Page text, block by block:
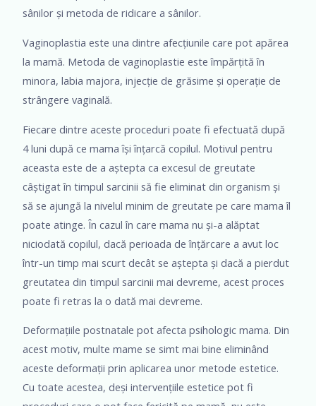
sânilor și metoda de ridicare a sânilor.
Vaginoplastia este una dintre afecțiunile care pot apărea
la mamă. Metoda de vaginoplastie este împărțită în
minora, labia majora, injecție de grăsime și operație de
strângere vaginală.
Fiecare dintre aceste proceduri poate fi efectuată după
4 luni după ce mama își înțarcă copilul. Motivul pentru
aceasta este de a aștepta ca excesul de greutate
câștigat în timpul sarcinii să fie eliminat din organism și
să se ajungă la nivelul minim de greutate pe care mama îl
poate atinge. În cazul în care mama nu și-a alăptat
niciodată copilul, dacă perioada de înțărcare a avut loc
într-un timp mai scurt decât se aștepta și dacă a pierdut
greutatea din timpul sarcinii mai devreme, acest proces
poate fi retras la o dată mai devreme.
Deformațiile postnatale pot afecta psihologic mama. Din
acest motiv, multe mame se simt mai bine eliminând
aceste deformații prin aplicarea unor metode estetice.
Cu toate acestea, deși intervențiile estetice pot fi